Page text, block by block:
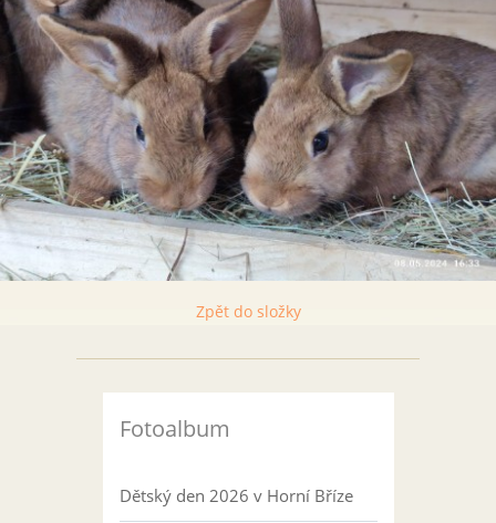
Zpět do složky
Fotoalbum
Dětský den 2026 v Horní Bříze